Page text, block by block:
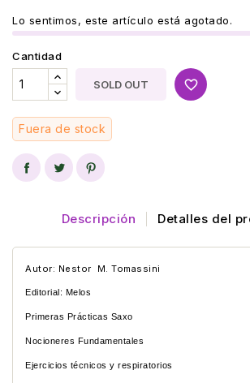
Lo sentimos, este artículo está agotado.
Cantidad
SOLD OUT favorite_border
Fuera de stock
Descripción Detalles del
Autor: Nestor M. Tomassini
Editorial: Melos
Primeras Prácticas Saxo
Nocioneres Fundamentales
Ejercicios técnicos y respiratorios